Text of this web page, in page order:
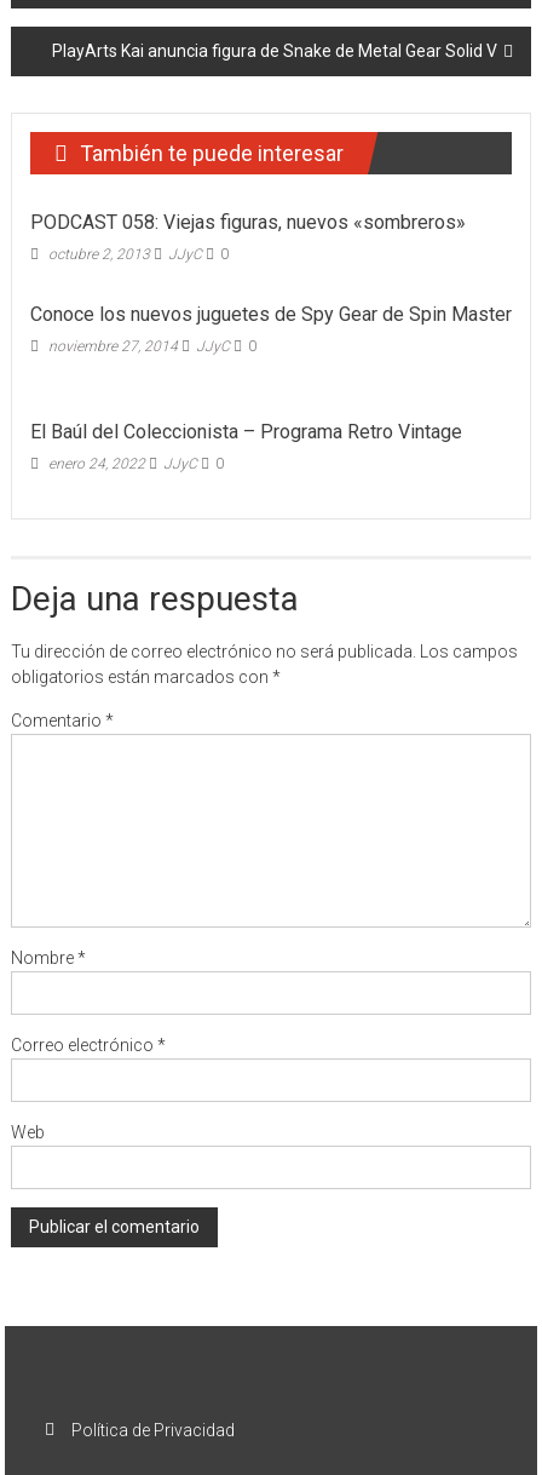
de
entradas
PlayArts Kai anuncia figura de Snake de Metal Gear Solid V
También te puede interesar
PODCAST 058: Viejas figuras, nuevos «sombreros»
octubre 2, 2013 JJyC 0
Conoce los nuevos juguetes de Spy Gear de Spin Master
noviembre 27, 2014 JJyC 0
El Baúl del Coleccionista – Programa Retro Vintage
enero 24, 2022 JJyC 0
Deja una respuesta
Tu dirección de correo electrónico no será publicada.
Los campos
obligatorios están marcados con *
Comentario *
Nombre*
Correo electrónico *
Web
Política de Privacidad